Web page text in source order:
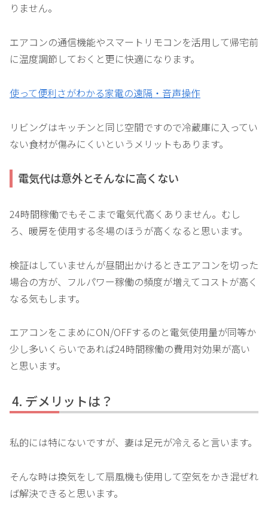
りません。
エアコンの通信機能やスマートリモコンを活用して帰宅前
に温度調節しておくと更に快適になります。
使って便利さがわかる家電の遠隔・音声操作
リビングはキッチンと同じ空間ですので冷蔵庫に入ってい
ない食材が傷みにくいというメリットもあります。
電気代は意外とそんなに高くない
24時間稼働でもそこまで電気代高くありません。むし
ろ、暖房を使用する冬場のほうが高くなると思います。
検証はしていませんが昼間出かけるときエアコンを切った
場合の方が、フルパワー稼働の頻度が増えてコストが高く
なる気もします。
エアコンをこまめにON/OFFするのと電気使用量が同等か
少し多いくらいであれば24時間稼働の費用対効果が高い
と思います。
デメリットは？
私的には特にないですが、妻は足元が冷えると言います。
そんな時は換気をして扇風機も使用して空気をかき混ぜれ
ば解決できると思います。